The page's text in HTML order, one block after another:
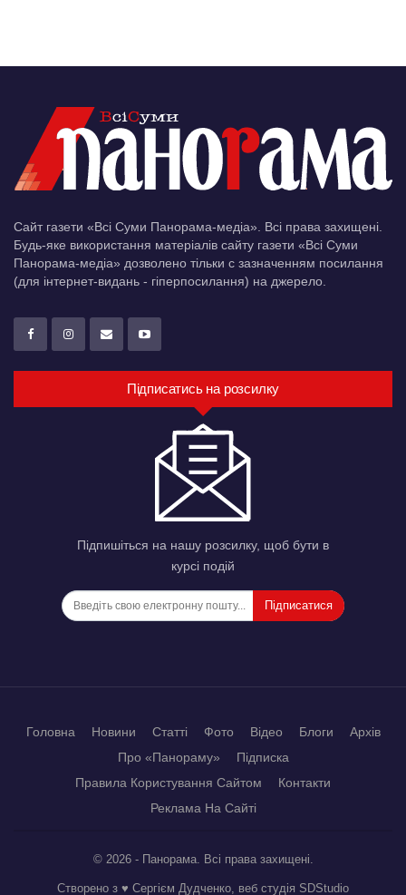
Сайт газети «Всі Суми Панорама-медіа». Всі права захищені.
Будь-яке використання матеріалів сайту газети «Всі Суми
Панорама-медіа» дозволено тільки c зазначенням посилання
(для інтернет-видань - гіперпосилання) на джерело.
Підписатись на розсилку
Підпишіться на нашу розсилку, щоб бути в
курсі подій
Підписатися
Головна Новини Статті Фото Відео Блоги
Архів
Про «Панораму»
Підписка
Правила Користування Сайтом
Контакти
Реклама На Сайті
© 2026 - Панорама. Всі права захищені.
Створено з ♥ Сергієм Дудченко, веб студія SDStudio